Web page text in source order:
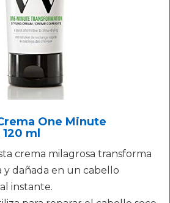
One Minute
ml
crema milagrosa transforma
y dañada en un cabello
instante.